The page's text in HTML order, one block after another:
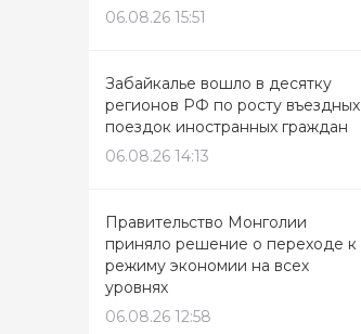
06.08.26 15:51
Забайкалье вошло в десятку
регионов РФ по росту въездных
поездок иностранных граждан
06.08.26 14:13
Правительство Монголии
приняло решение о переходе к
режиму экономии на всех
уровнях
06.08.26 12:58